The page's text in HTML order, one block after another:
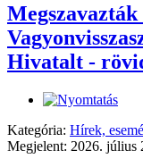
Hivatalt -
Kategória: Hírek,
Megjelent: 2026. július